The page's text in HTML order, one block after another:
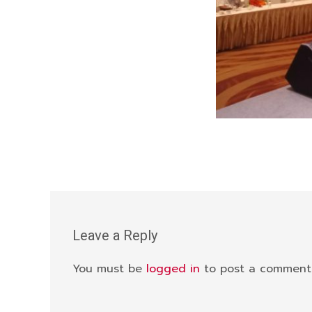
Leave a Reply
You must be logged in to post a